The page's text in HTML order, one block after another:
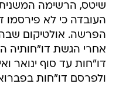
שיטס, הרשימה
העובדה כי לא פירסמו
הפרשה. אולטיקום
אחרי הגשת דו"חותיה
דו"חות עד סוף ינואר
ולפרסם דו"חות